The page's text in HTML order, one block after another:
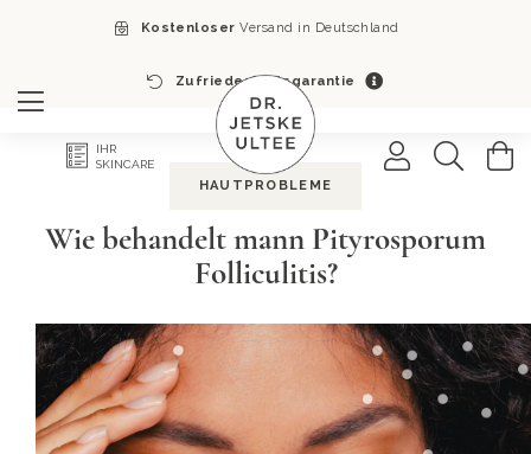
Kostenloser Versand in Deutschland
Zufriedenheitsgarantie
Search
IHR
SKINCARE
HAUTPROBLEME
Wie behandelt mann Pityrosporum
Folliculitis?